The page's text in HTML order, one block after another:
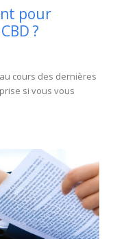
pour
?
cours des dernières
si vous vous